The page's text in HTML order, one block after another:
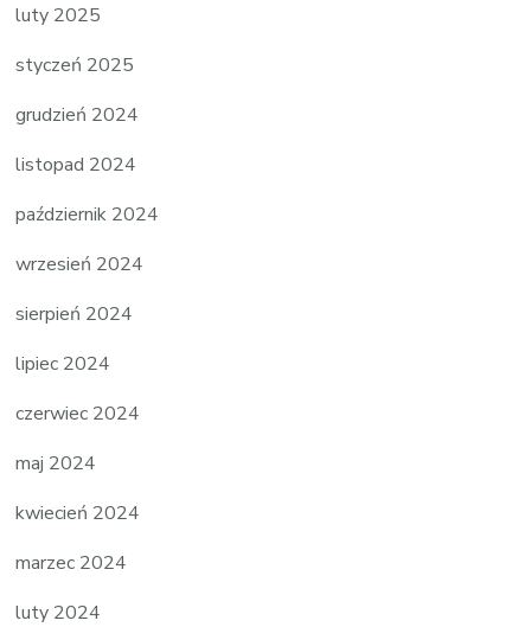
luty 2025
styczeń 2025
grudzień 2024
listopad 2024
październik 2024
wrzesień 2024
sierpień 2024
lipiec 2024
czerwiec 2024
maj 2024
kwiecień 2024
marzec 2024
luty 2024